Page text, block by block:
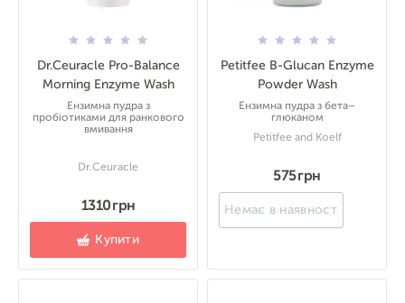
Dr.Ceuracle Pro-Balance
Morning Enzyme Wash
Ензимна пудра з
пробіотиками для ранкового
вмивання
Dr.Ceuracle
1310 грн
Купити
Petitfee B-Glucan Enzyme
Powder Wash
Ензимна пудра з бета–
глюканом
Petitfee and Koelf
575 грн
Немає в наявності